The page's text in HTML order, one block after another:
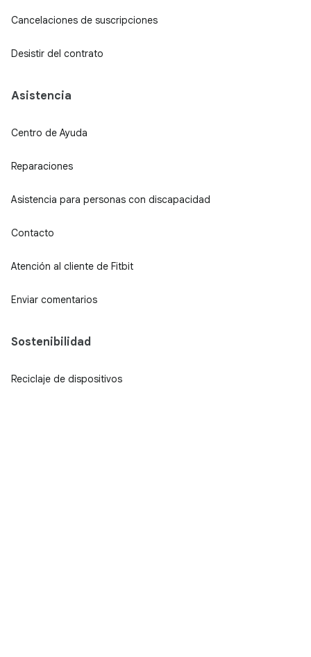
Cancelaciones de suscripciones
Desistir del contrato
Asistencia
Centro de Ayuda
Reparaciones
Asistencia para personas con discapacidad
Contacto
Atención al cliente de Fitbit
Enviar comentarios
Sostenibilidad
Reciclaje de dispositivos